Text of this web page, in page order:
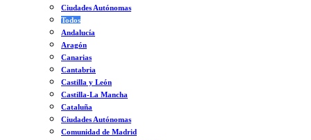
Ciudades Autónomas
Todos
Andalucía
Aragón
Canarias
Cantabria
Castilla y León
Castilla-La Mancha
Cataluña
Ciudades Autónomas
Comunidad de Madrid